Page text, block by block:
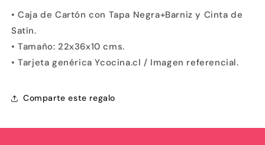
• Caja de Cartón con Tapa Negra+Barniz y Cinta de
Satín.
• Tamaño: 22x36x10 cms.
• Tarjeta genérica Ycocina.cl / Imagen referencial.
Comparte este regalo